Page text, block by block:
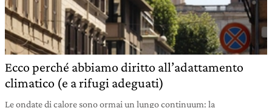
Ecco perché abbiamo diritto all’adattamento
climatico (e a rifugi adeguati)
Le ondate di calore sono ormai un lungo continuum: la